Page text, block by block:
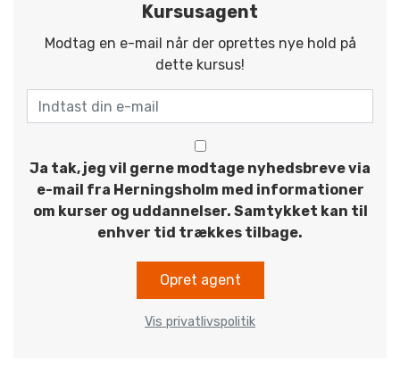
Kursusagent
Modtag en e-mail når der oprettes nye hold på
dette kursus!
Ja tak, jeg vil gerne modtage nyhedsbreve via
e-mail fra Herningsholm med informationer
om kurser og uddannelser. Samtykket kan til
enhver tid trækkes tilbage.
Opret agent
Vis privatlivspolitik